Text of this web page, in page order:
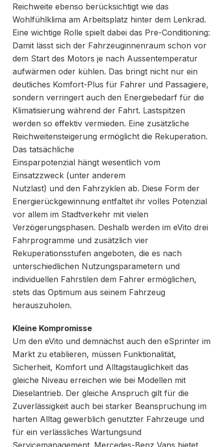
Reichweite ebenso berücksichtigt wie das
Wohlfühlklima am Arbeitsplatz hinter dem Lenkrad.
Eine wichtige Rolle spielt dabei das Pre-Conditioning:
Damit lässt sich der Fahrzeuginnenraum schon vor
dem Start des Motors je nach Aussentemperatur
aufwärmen oder kühlen. Das bringt nicht nur ein
deutliches Komfort-Plus für Fahrer und Passagiere,
sondern verringert auch den Energiebedarf für die
Klimatisierung während der Fahrt. Lastspitzen
werden so effektiv vermieden. Eine zusätzliche
Reichweitensteigerung ermöglicht die Rekuperation.
Das tatsächliche
Einsparpotenzial hängt wesentlich vom
Einsatzzweck (unter anderem
Nutzlast) und den Fahrzyklen ab. Diese Form der
Energierückgewinnung entfaltet ihr volles Potenzial
vor allem im Stadtverkehr mit vielen
Verzögerungsphasen. Deshalb werden im eVito drei
Fahrprogramme und zusätzlich vier
Rekuperationsstufen angeboten, die es nach
unterschiedlichen Nutzungsparametern und
individuellen Fahrstilen dem Fahrer ermöglichen,
stets das Optimum aus seinem Fahrzeug
herauszuholen.
Kleine Kompromisse
Um den eVito und demnächst auch den eSprinter im
Markt zu etablieren, müssen Funktionalität,
Sicherheit, Komfort und Alltagstauglichkeit das
gleiche Niveau erreichen wie bei Modellen mit
Dieselantrieb. Der gleiche Anspruch gilt für die
Zuverlässigkeit auch bei starker Beanspruchung im
harten Alltag gewerblich genutzter Fahrzeuge und
für ein verlässliches Wartungsund